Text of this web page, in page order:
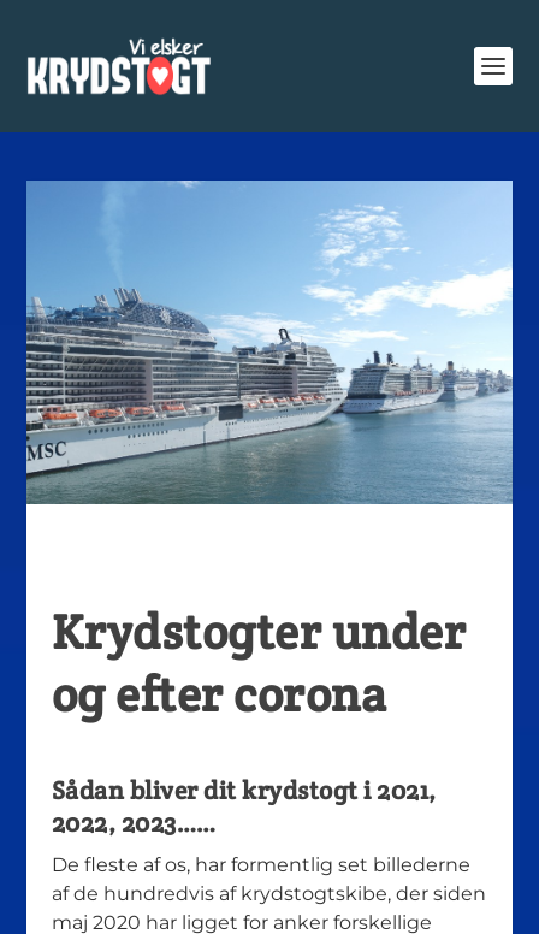
Krydstogter under
og efter corona
Sådan bliver dit krydstogt i 2021,
2022, 2023……
De fleste af os, har formentlig set billederne
af de hundredvis af krydstogtskibe, der siden
maj 2020 har ligget for anker forskellige